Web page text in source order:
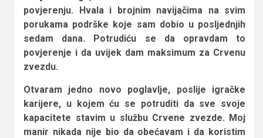
povjerenju. Hvala i brojnim navijačima na svim
porukama podrške koje sam dobio u posljednjih
sedam dana. Potrudiću se da opravdam to
povjerenje i da uvijek dam maksimum za Crvenu
zvezdu.
Otvaram jedno novo poglavlje, poslije igračke
karijere, u kojem ću se potruditi da sve svoje
kapacitete stavim u službu Crvene zvezde. Moj
manir nikada nije bio da obećavam i da koristim